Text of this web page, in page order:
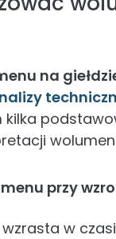
na
kilka
przy
w